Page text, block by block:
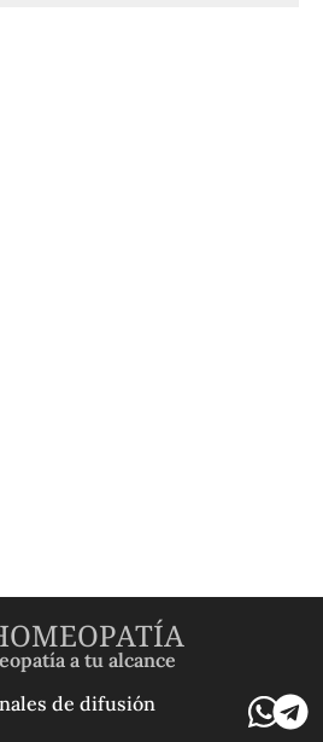
a tu alcance
de difusión